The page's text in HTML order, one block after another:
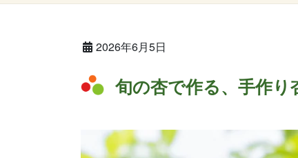
キ
に
2026年6月5日
旬の杏で作る、手作